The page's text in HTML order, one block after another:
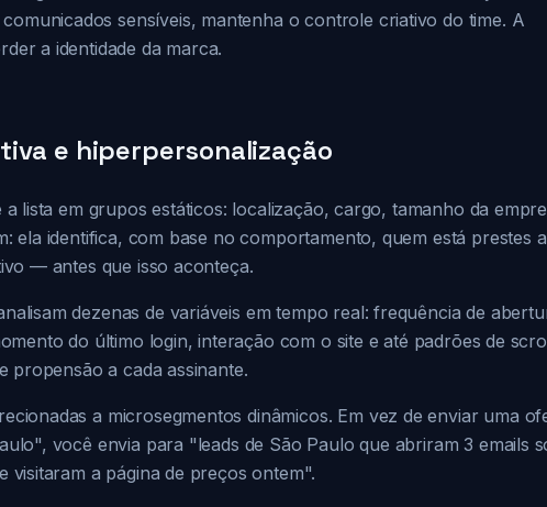
sensíveis, mantenha o controle criativo do time. A
a identidade da marca.
e hiperpersonalização
a lista em grupos estáticos: localização, cargo, tamanho da
ela identifica, com base no comportamento, quem está prestes a
— antes que isso aconteça.
dezenas de variáveis em tempo real: frequência de
do último login, interação com o site e até padrões de
propensão a cada assinante.
a microsegmentos dinâmicos. Em vez de enviar uma
você envia para "leads de São Paulo que abriram 3 emails
visitaram a página de preços ontem".